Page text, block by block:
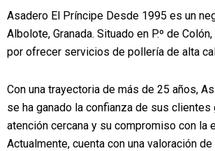
Asadero El Príncipe Desde 1995 es un
Albolote, Granada. Situado en P.º de
por ofrecer servicios de pollería de alta
Con una trayectoria de más de 25 años,
se ha ganado la confianza de sus clientes
atención cercana y su compromiso con la
Actualmente, cuenta con una valoración